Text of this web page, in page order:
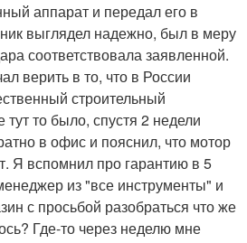
аппарат и передал его в
выглядел надежно, был в меру
соответствовала заявленной.
верить в то, что в России
строительный
то было, спустя 2 недели
в офис и пояснил, что мотор
Я вспомнил про гарантию в 5
из "все инструменты" и
с просьбой разобраться что же
Где-то через неделю мне